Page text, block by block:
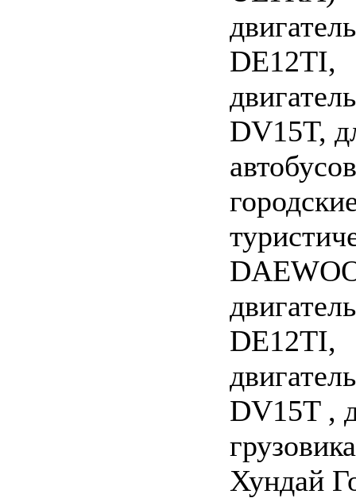
двигатель
DE12TI,
двигатель
DV15T,
двигатель
DE12TI,
двигатель
DV15T ,
грузовика
Хундай